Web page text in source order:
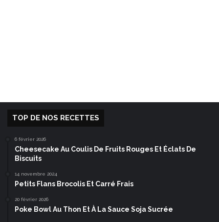
TOP DE NOS RECETTES
6 février 2026
Cheesecake Au Coulis De Fruits Rouges Et Éclats De
Biscuits
14 novembre 2024
Petits Flans Brocolis Et Carré Frais
20 février 2026
Poke Bowl Au Thon Et À La Sauce Soja Sucrée